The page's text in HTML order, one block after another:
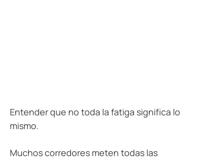
Entender que no toda la fatiga significa lo
mismo.
Muchos corredores meten todas las